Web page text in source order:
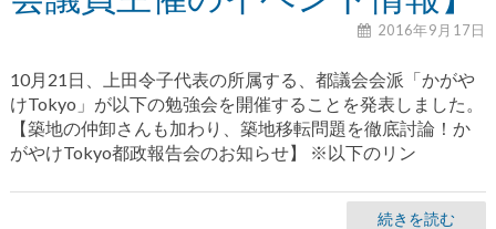
2016年9月17日
10月21日、上田令子代表の所属する、都議会会派「かがや
けTokyo」が以下の勉強会を開催することを発表しました。
【築地の仲卸さんも加わり、築地移転問題を徹底討論！か
がやけTokyo都政報告会のお知らせ】 ※以下のリン
続きを読む